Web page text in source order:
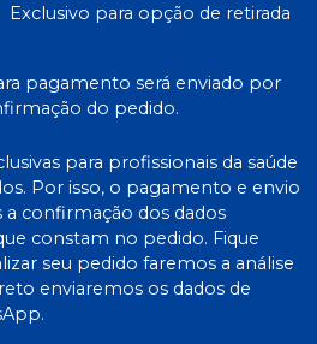
Exclusivo para opção de retirada
pagamento será enviado por
do pedido.
para profissionais da saúde
Por isso, o pagamento e envio
a confirmação dos dados
constam no pedido. Fique
seu pedido faremos a análise
enviaremos os dados de